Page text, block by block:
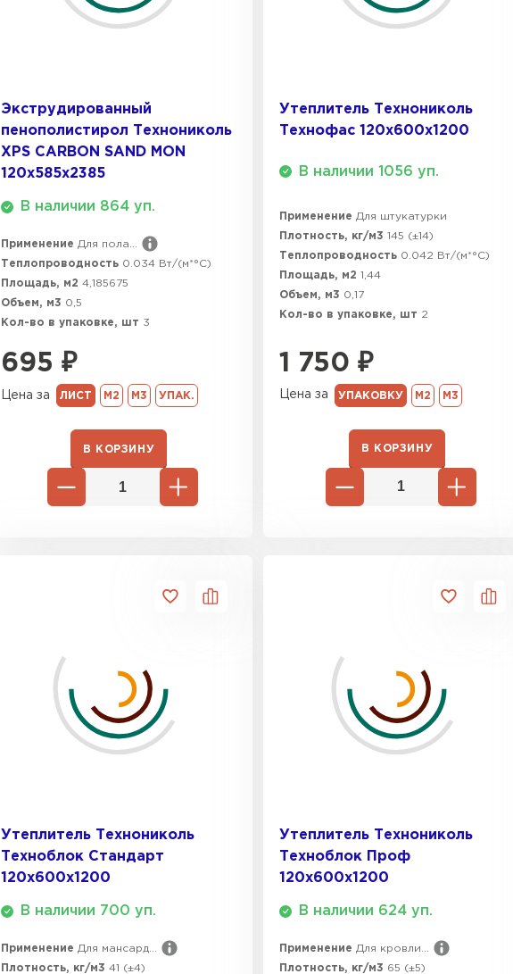
Экструдированный
пенополистирол Технониколь
XPS CARBON SAND MON
120х585х2385
В наличии 864 уп.
Применение Для пола...
Теплопроводность 0.034 Вт/(м*°C)
Площадь, м2 4,185675
Объем, м3 0,5
Кол-во в упаковке, шт 3
695 ₽
Цена за ЛИСТ М2 М3 УПАК.
В КОРЗИНУ
Утеплитель Технониколь
Технофас 120х600х1200
В наличии 1056 уп.
Применение Для штукатурки
Плотность, кг/м3 145 (±14)
Теплопроводность 0.042 Вт/(м*°C)
Площадь, м2 1,44
Объем, м3 0,17
Кол-во в упаковке, шт 2
1 750 ₽
Цена за УПАКОВКУ М2 М3
В КОРЗИНУ
Утеплитель Технониколь
Техноблок Стандарт
120х600х1200
В наличии 700 уп.
Применение Для мансард...
Плотность, кг/м3 41 (±4)
Утеплитель Технониколь
Техноблок Проф
120х600х1200
В наличии 624 уп.
Применение Для кровли...
Плотность, кг/м3 65 (±5)
ПЕРЕЙТИ
ПЕРЕЙТИ
ПЕРЕЙТИ
Утеплитель Rockwool
ПЕРЕЙТИ
ПЕРЕЙТИ
ПЕРЕЙТИ
ПЕРЕЙТИ
ВСЕ ПРОИЗВОДИТЕЛИ